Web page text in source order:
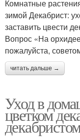
Комнатные
зимой Декабрист:
заставить цвести
Вопрос «На
пожалуйста,
читать дальше →
Уход в
цветком